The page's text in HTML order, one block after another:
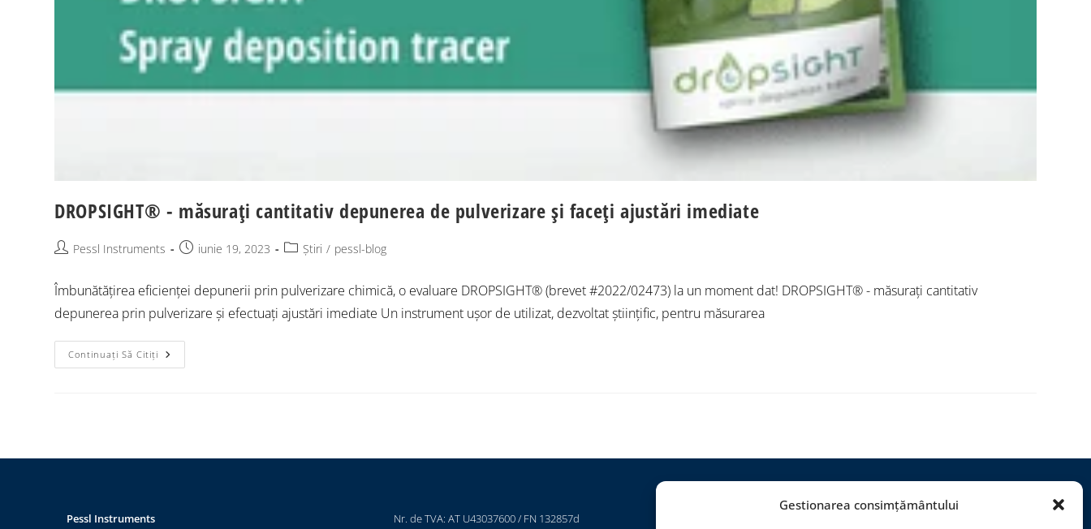
Gestionarea consimțământului
DROPSIGHT® - măsurați cantitativ depunerea de pulverizare și faceți ajustări imediate
Pessl Instruments iunie 19, 2023 Știri / pessl-blog
Îmbunătățirea eficienței depunerii prin pulverizare chimică, o evaluare DROPSIGHT® (brevet #2022/02473) la un moment dat! DROPSIGHT® - măsurați cantitativ
depunerea prin pulverizare și efectuați ajustări imediate Un instrument ușor de utilizat, dezvoltat științific, pentru măsurarea
Continuați Să Citiți
Pessl Instruments Nr. de TVA: AT U43037600 / FN 132857d